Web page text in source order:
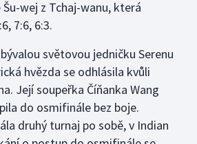
wej z Tchaj-wanu, která
7:6, 6:3.
světovou jedničku Serenu
hvězda se odhlásila kvůli
Její soupeřka Číňanka Wang
do osmifinále bez boje.
druhý turnaj po sobě, v Indian